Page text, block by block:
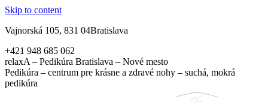
Skip to content
Vajnorská 105, 831 04Bratislava
+421 948 685 062
relaxA – Pedikúra Bratislava – Nové mesto
Pedikúra – centrum pre krásne a zdravé nohy – suchá, mokrá
pedikúra